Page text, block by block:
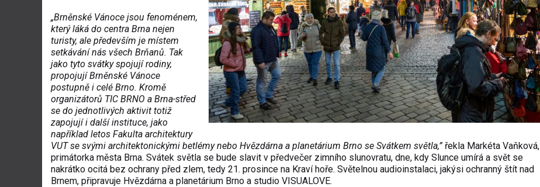
„Brněnské Vánoce jsou fenoménem,
který láká do centra Brna nejen
turisty, ale především je místem
setkávání nás všech Brňanů. Tak
jako tyto svátky spojují rodiny,
propojují Brněnské Vánoce
postupně i celé Brno. Kromě
organizátorů TIC BRNO a Brna-střed
se do jednotlivých aktivit totiž
zapojují i další instituce, jako
například letos Fakulta architektury
VUT se svými architektonickými betlémy nebo Hvězdárna a planetárium Brno se Svátkem světla,” řekla Markéta Vaňková,
primátorka města Brna. Svátek světla se bude slavit v předvečer zimního slunovratu, dne, kdy Slunce umírá a svět se
nakrátko ocitá bez ochrany před zlem, tedy 21. prosince na Kraví hoře. Světelnou audioinstalaci, jakýsi ochranný štít nad
Brnem, připravuje Hvězdárna a planetárium Brno a studio VISUALOVE.